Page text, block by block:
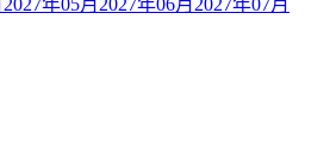
2027年05月 2027年06月 2027年07月